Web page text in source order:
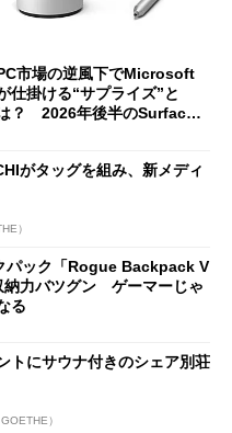
市場の逆風下でMicrosoft
仕掛ける“サプライズ”と
？ 2026年後半のSurface
がタッグを組み、新メディ
）
パック「Rogue Backpack V
納力バツグン ゲーマーじゃ
る
トにサウナ付きのシェア別荘
）